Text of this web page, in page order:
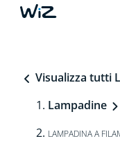
Visualizza tutti
Lampadine
LAMPADINA A